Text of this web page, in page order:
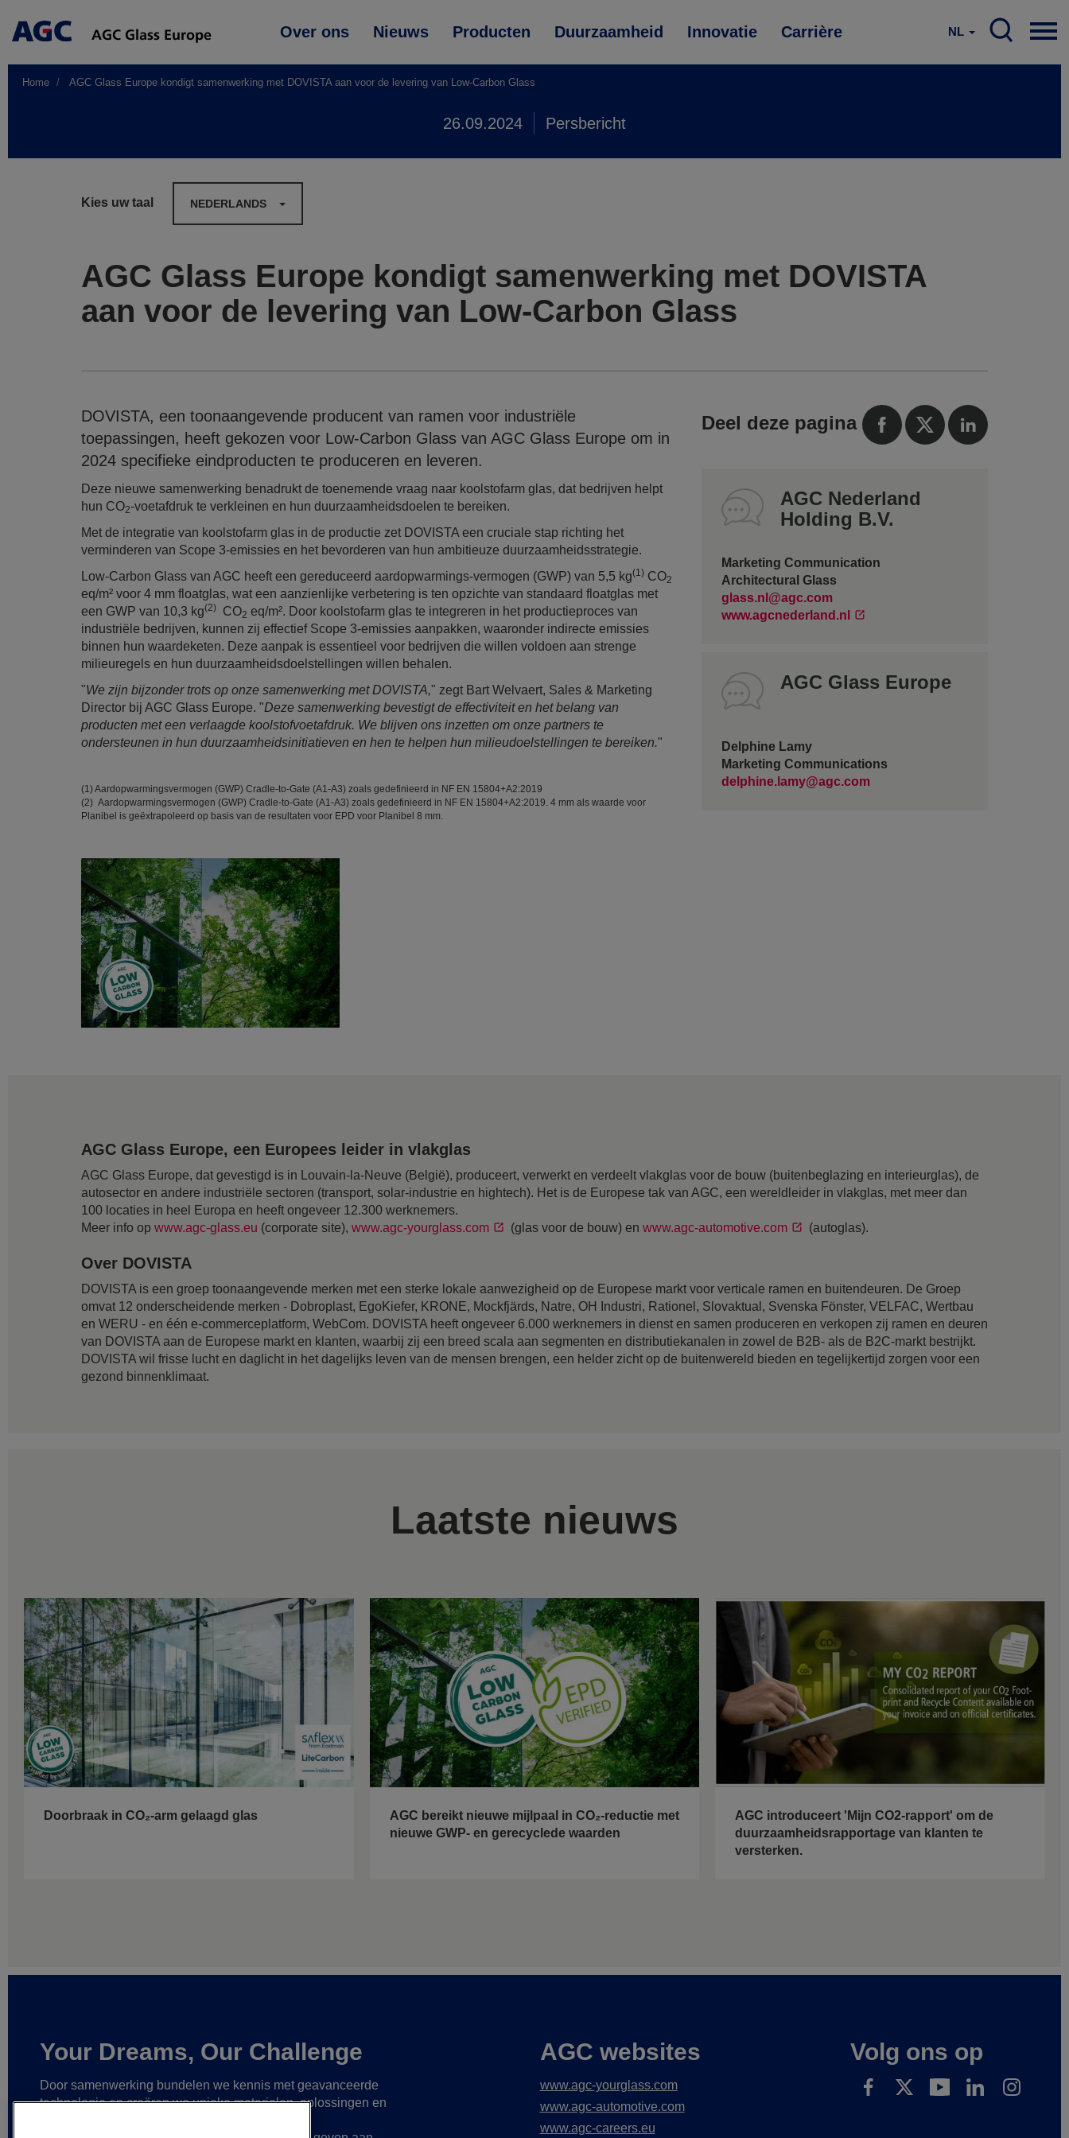
Main
Over ons Nieuws Producten Duurzaamheid Innovatie Carrière NL
Home AGC Glass Europe kondigt samenwerking met DOVISTA aan voor de levering van Low-Carbon Glass
26.09.2024 Persbericht
Kies uw taal NEDERLANDS
AGC Glass Europe kondigt samenwerking met DOVISTA
aan voor de levering van Low-Carbon Glass
DOVISTA, een toonaangevende producent van ramen voor industriële
toepassingen, heeft gekozen voor Low-Carbon Glass van AGC Glass Europe om in
2024 specifieke eindproducten te produceren en leveren.
Deze nieuwe samenwerking benadrukt de toenemende vraag naar koolstofarm glas, dat bedrijven helpt
hun CO2-voetafdruk te verkleinen en hun duurzaamheidsdoelen te bereiken.
Met de integratie van koolstofarm glas in de productie zet DOVISTA een cruciale stap richting het
verminderen van Scope 3-emissies en het bevorderen van hun ambitieuze duurzaamheidsstrategie.
Low-Carbon Glass van AGC heeft een gereduceerd aardopwarmings-vermogen (GWP) van 5,5 kg(1) CO2
eq/m² voor 4 mm floatglas, wat een aanzienlijke verbetering is ten opzichte van standaard floatglas met
een GWP van 10,3 kg(2) CO2 eq/m². Door koolstofarm glas te integreren in het productieproces van
industriële bedrijven, kunnen zij effectief Scope 3-emissies aanpakken, waaronder indirecte emissies
binnen hun waardeketen. Deze aanpak is essentieel voor bedrijven die willen voldoen aan strenge
milieuregels en hun duurzaamheidsdoelstellingen willen behalen.
"We zijn bijzonder trots op onze samenwerking met DOVISTA," zegt Bart Welvaert, Sales & Marketing
Director bij AGC Glass Europe. "Deze samenwerking bevestigt de effectiviteit en het belang van
producten met een verlaagde koolstofvoetafdruk. We blijven ons inzetten om onze partners te
ondersteunen in hun duurzaamheidsinitiatieven en hen te helpen hun milieudoelstellingen te bereiken."
(1) Aardopwarmingsvermogen (GWP) Cradle-to-Gate (A1-A3) zoals gedefinieerd in NF EN 15804+A2:2019
(2) Aardopwarmingsvermogen (GWP) Cradle-to-Gate (A1-A3) zoals gedefinieerd in NF EN 15804+A2:2019. 4 mm als waarde voor
Planibel is geëxtrapoleerd op basis van de resultaten voor EPD voor Planibel 8 mm.
Deel deze pagina
AGC Nederland
Holding B.V.
Marketing Communication
Architectural Glass
glass.nl@agc.com
www.agcnederland.nl
AGC Glass Europe
Delphine Lamy
Marketing Communications
delphine.lamy@agc.com
AGC Glass Europe, een Europees leider in vlakglas
AGC Glass Europe, dat gevestigd is in Louvain-la-Neuve (België), produceert, verwerkt en verdeelt vlakglas voor de bouw (buitenbeglazing en interieurglas), de
autosector en andere industriële sectoren (transport, solar-industrie en hightech). Het is de Europese tak van AGC, een wereldleider in vlakglas, met meer dan
100 locaties in heel Europa en heeft ongeveer 12.300 werknemers.
Meer info op www.agc-glass.eu (corporate site), www.agc-yourglass.com (glas voor de bouw) en www.agc-automotive.com (autoglas).
Over DOVISTA
DOVISTA is een groep toonaangevende merken met een sterke lokale aanwezigheid op de Europese markt voor verticale ramen en buitendeuren. De Groep
omvat 12 onderscheidende merken - Dobroplast, EgoKiefer, KRONE, Mockfjärds, Natre, OH Industri, Rationel, Slovaktual, Svenska Fönster, VELFAC, Wertbau
en WERU - en één e-commerceplatform, WebCom. DOVISTA heeft ongeveer 6.000 werknemers in dienst en samen produceren en verkopen zij ramen en deuren
van DOVISTA aan de Europese markt en klanten, waarbij zij een breed scala aan segmenten en distributiekanalen in zowel de B2B- als de B2C-markt bestrijkt.
DOVISTA wil frisse lucht en daglicht in het dagelijks leven van de mensen brengen, een helder zicht op de buitenwereld bieden en tegelijkertijd zorgen voor een
gezond binnenklimaat.
Laatste nieuws
Doorbraak in CO₂-arm gelaagd glas
AGC bereikt nieuwe mijlpaal in CO₂-reductie met
nieuwe GWP- en gerecyclede waarden
AGC introduceert 'Mijn CO2-rapport' om de
duurzaamheidsrapportage van klanten te
versterken.
Your Dreams, Our Challenge
Door samenwerking bundelen we kennis met geavanceerde
technologieen creëren we unieke materialen, oplossingen en
AGC websites
www.agc-yourglass.com
www.agc-automotive.com
www.agc-careers.eu
Volg ons op